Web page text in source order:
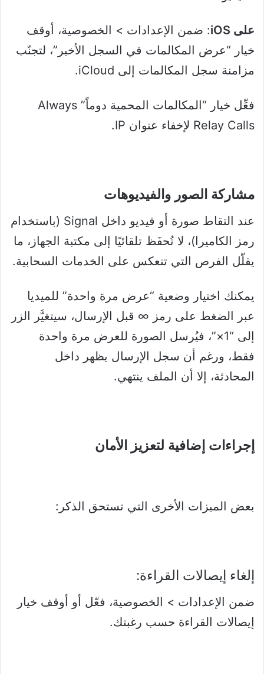
على iOS
: ضمن الإعدادات > الخصوصية، أوقف
خيار “عرض المكالمات في السجل الأخير”، لتجنّب
مزامنة سجل المكالمات إلى iCloud.
فعِّل خيار “المكالمات المحمية دوماً” Always
Relay Calls لإخفاء عنوان IP.
مشاركة الصور والفيديوهات
عند التقاط صورة أو فيديو داخل Signal (باستخدام
رمز الكاميرا)، لا تُحفَظ تلقائيًا إلى مكتبة الجهاز، ما
يقلّل الفرص التي تنعكس على الخدمات السحابية.
يمكنك اختيار وضعية “عرض مرة واحدة” للميديا
عبر الضغط على رمز ∞ قبل الإرسال، سيتغيَّر الزر
إلى “1×”، فيُرسل الصورة للعرض مرة واحدة
فقط، ورغم أن سجل الإرسال يظهر داخل
المحادثة، إلا أن الملف ينتهي.
إجراءات إضافية لتعزيز الأمان
بعض الميزات الأخرى التي تستحق الذكر:
إلغاء إيصالات القراءة:
ضمن الإعدادات > الخصوصية، فعّل أو أوقف خيار
إيصالات القراءة حسب رغبتك.